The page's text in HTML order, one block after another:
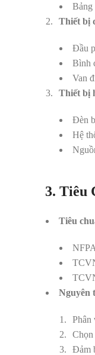
Bảng
Thiết bị
Đầu
Bình
Van
Thiết bị
Đèn
Hệ
3. Tiêu
Tiêu
Nguyên
Phân
Đảm